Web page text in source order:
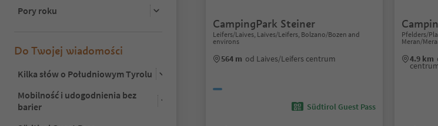
Pory roku
Do Twojej wiadomości
Kilka słów o Południowym Tyrolu
Mobilność i udogodnienia bez
barier
CampingPark Steiner
Leifers/Laives, Laives/Leifers, Bolzano/Bozen and
environs
564 m od Laives/Leifers centrum
Südtirol Guest Pass
Pfelders/
Meran/
4.9 km